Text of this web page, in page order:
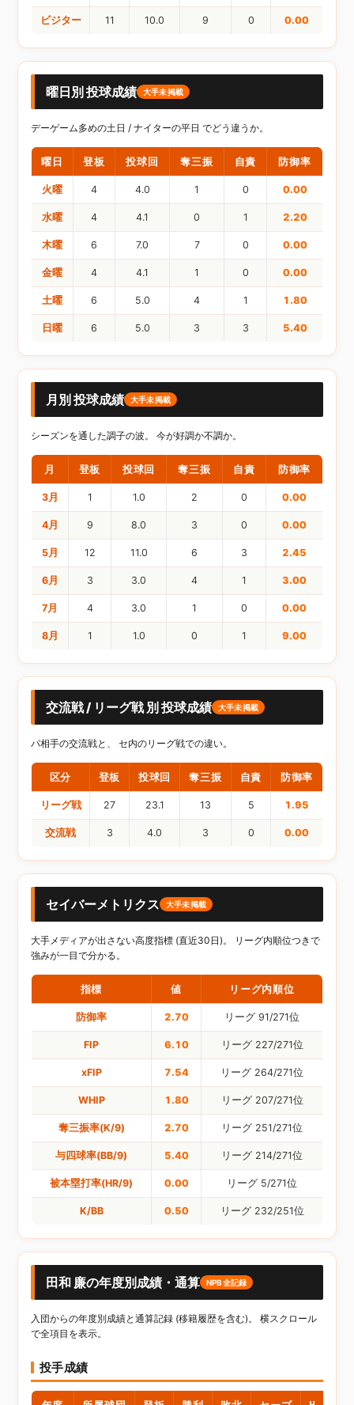
ビジター 11 10.0 9 0 0.00
曜日別 投球成績 大手未掲載
デーゲーム多めの土日 / ナイターの平日 でどう違うか。
曜日 登板 投球回 奪三振 自責 防御率
火曜 4 4.0 1 0 0.00
水曜 4 4.1 0 1 2.20
木曜 6 7.0 7 0 0.00
金曜 4 4.1 1 0 0.00
土曜 6 5.0 4 1 1.80
日曜 6 5.0 3 3 5.40
月別 投球成績 大手未掲載
シーズンを通した調子の波。 今が好調か不調か。
月 登板 投球回 奪三振 自責 防御率
3月 1 1.0 2 0 0.00
4月 9 8.0 3 0 0.00
5月 12 11.0 6 3 2.45
6月 3 3.0 4 1 3.00
7月 4 3.0 1 0 0.00
8月 1 1.0 0 1 9.00
交流戦 / リーグ戦 別 投球成績 大手未掲載
パ相手の交流戦と、 セ内のリーグ戦での違い。
区分 登板 投球回 奪三振 自責 防御率
リーグ戦 27 23.1 13 5 1.95
交流戦 3 4.0 3 0 0.00
セイバーメトリクス 大手未掲載
大手メディアが出さない高度指標 (直近30日)。 リーグ内順位つきで
強みが一目で分かる。
指標 値 リーグ内順位
防御率 2.70 リーグ 91/271位
FIP 6.10 リーグ 227/271位
xFIP 7.54 リーグ 264/271位
WHIP 1.80 リーグ 207/271位
奪三振率(K/9) 2.70 リーグ 251/271位
与四球率(BB/9) 5.40 リーグ 214/271位
被本塁打率(HR/9) 0.00 リーグ 5/271位
K/BB 0.50 リーグ 232/251位
田和 廉の年度別成績・通算 NPB全記録
入団からの年度別成績と通算記録 (移籍履歴を含む)。 横スクロール
で全項目を表示。
投手成績